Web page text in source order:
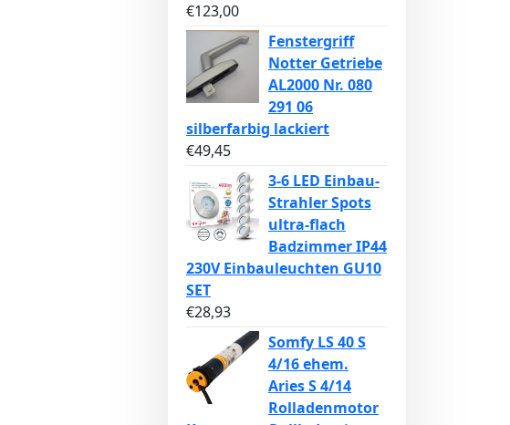
€123,00
Fenstergriff
Notter Getriebe
AL2000 Nr. 080
291 06
silberfarbig lackiert
€49,45
3-6 LED Einbau-
Strahler Spots
ultra-flach
Badzimmer IP44
230V Einbauleuchten GU10
SET
€28,93
Somfy LS 40 S
4/16 ehem.
Aries S 4/14
Rolladenmotor